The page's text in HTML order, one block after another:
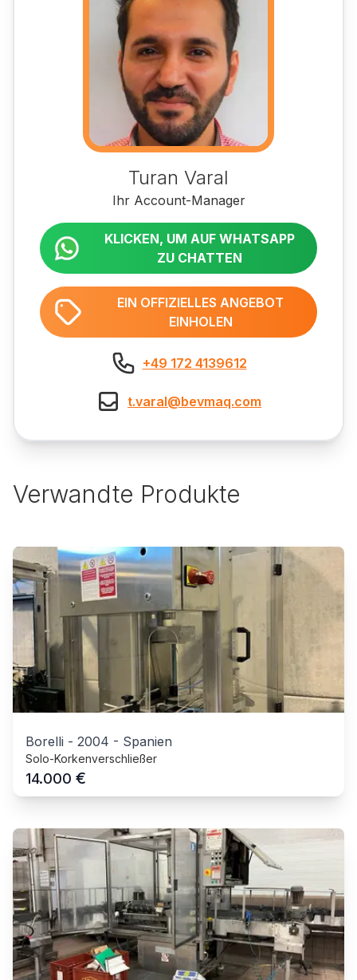
Turan Varal
Ihr Account-Manager
KLICKEN, UM AUF WHATSAPP
ZU CHATTEN
EIN OFFIZIELLES ANGEBOT
EINHOLEN
+49 172 4139612
t.varal@bevmaq.com
Verwandte Produkte
Borelli - 2004 - Spanien
Solo-Korkenverschließer
14.000 €